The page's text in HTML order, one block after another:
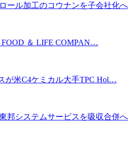
ール加工のコウナンを子会社化へ
＆ LIFE COMPAN…
が米C4ケミカル大手TPC Hol…
邦システムサービスを吸収合併へ